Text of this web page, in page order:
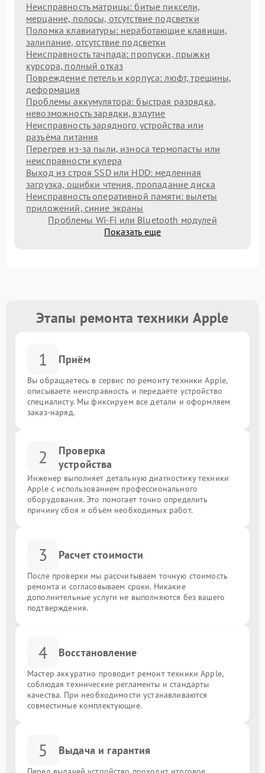
Неисправность матрицы: битые пиксели,
мерцание, полосы, отсутствие подсветки
Поломка клавиатуры: неработающие клавиши,
залипание, отсутствие подсветки
Неисправность тачпада: пропуски, прыжки
курсора, полный отказ
Повреждение петель и корпуса: люфт, трещины,
деформация
Проблемы аккумулятора: быстрая разрядка,
невозможность зарядки, вздутие
Неисправность зарядного устройства или
разъёма питания
Перегрев из‑за пыли, износа термопасты или
неисправности кулера
Выход из строя SSD или HDD: медленная
загрузка, ошибки чтения, пропадание диска
Неисправность оперативной памяти: вылеты
приложений, синие экраны
Проблемы Wi‑Fi или Bluetooth модулей
Показать еще
Этапы ремонта техники Apple
1 Приём
Вы обращаетесь в сервис по ремонту техники Apple,
описываете неисправность и передаёте устройство
специалисту. Мы фиксируем все детали и оформляем
заказ-наряд.
2
Проверка
устройства
Инженер выполняет детальную диагностику техники
Apple с использованием профессионального
оборудования. Это помогает точно определить
причину сбоя и объём необходимых работ.
3 Расчет стоимости
После проверки мы рассчитываем точную стоимость
ремонта и согласовываем сроки. Никакие
дополнительные услуги не выполняются без вашего
подтверждения.
4 Восстановление
Мастер аккуратно проводит ремонт техники Apple,
соблюдая технические регламенты и стандарты
качества. При необходимости устанавливаются
совместимые комплектующие.
5 Выдача и гарантия